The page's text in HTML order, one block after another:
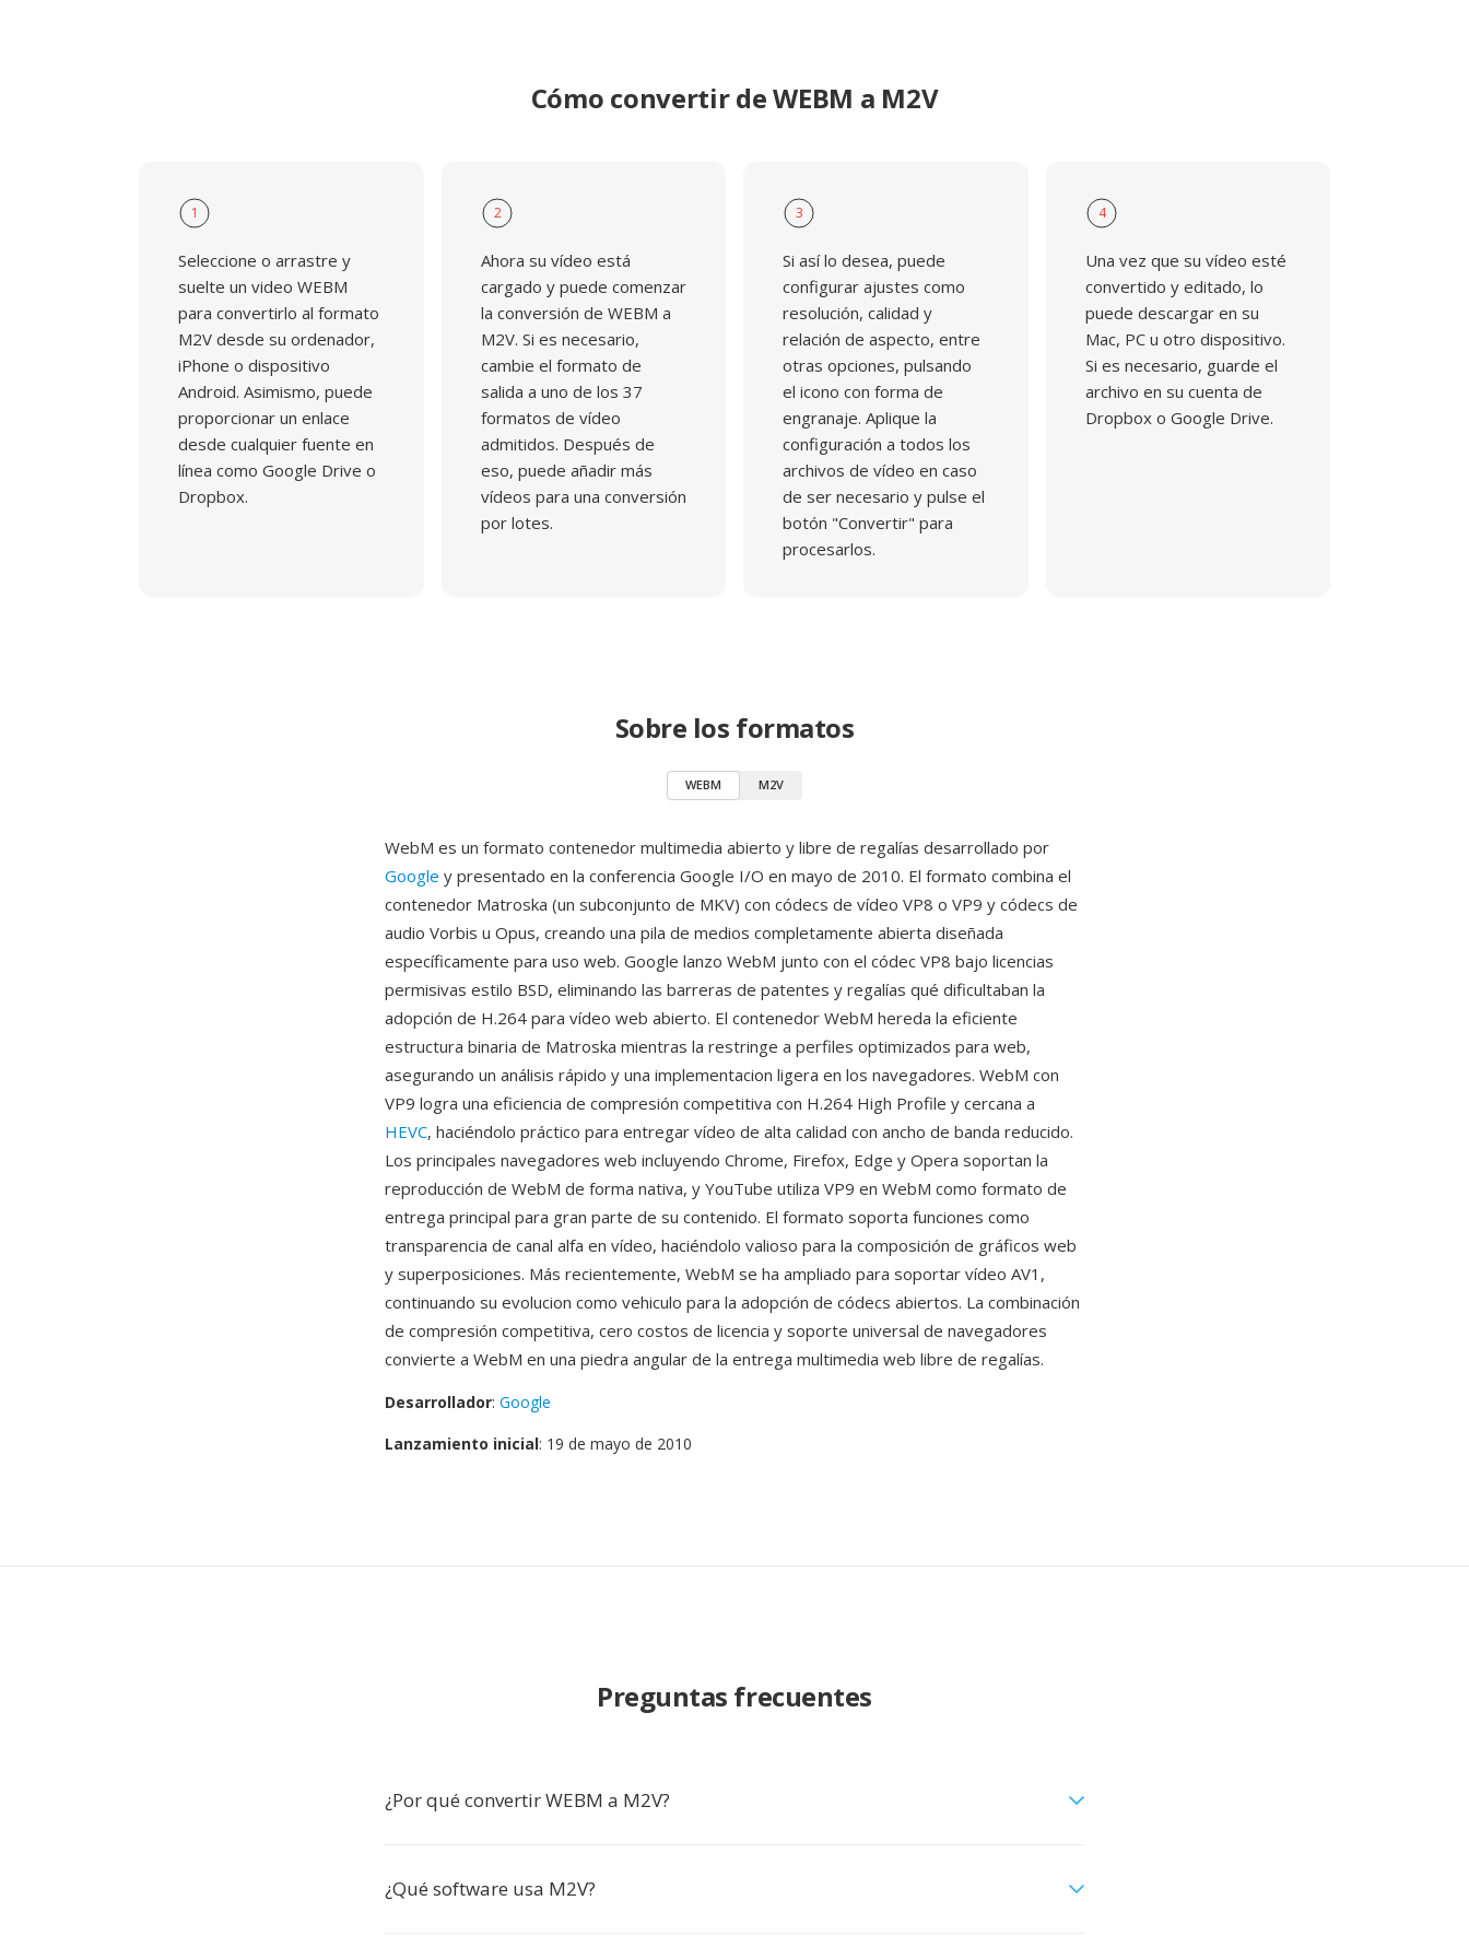
Cómo convertir de WEBM a M2V
1
Seleccione o arrastre y
suelte un video WEBM
para convertirlo al formato
M2V desde su ordenador,
iPhone o dispositivo
Android. Asimismo, puede
proporcionar un enlace
desde cualquier fuente en
línea como Google Drive o
Dropbox.
2
Ahora su vídeo está
cargado y puede comenzar
la conversión de WEBM a
M2V. Si es necesario,
cambie el formato de
salida a uno de los 37
formatos de vídeo
admitidos. Después de
eso, puede añadir más
vídeos para una conversión
por lotes.
3
Si así lo desea, puede
configurar ajustes como
resolución, calidad y
relación de aspecto, entre
otras opciones, pulsando
el icono con forma de
engranaje. Aplique la
configuración a todos los
archivos de vídeo en caso
de ser necesario y pulse el
botón "Convertir" para
procesarlos.
4
Una vez que su vídeo esté
convertido y editado, lo
puede descargar en su
Mac, PC u otro dispositivo.
Si es necesario, guarde el
archivo en su cuenta de
Dropbox o Google Drive.
Sobre los formatos
WEBM M2V
WebM es un formato contenedor multimedia abierto y libre de regalías desarrollado por
Google y presentado en la conferencia Google I/O en mayo de 2010. El formato combina el
contenedor Matroska (un subconjunto de MKV) con códecs de vídeo VP8 o VP9 y códecs de
audio Vorbis u Opus, creando una pila de medios completamente abierta diseñada
específicamente para uso web. Google lanzo WebM junto con el códec VP8 bajo licencias
permisivas estilo BSD, eliminando las barreras de patentes y regalías qué dificultaban la
adopción de H.264 para vídeo web abierto. El contenedor WebM hereda la eficiente
estructura binaria de Matroska mientras la restringe a perfiles optimizados para web,
asegurando un análisis rápido y una implementacion ligera en los navegadores. WebM con
VP9 logra una eficiencia de compresión competitiva con H.264 High Profile y cercana a
HEVC, haciéndolo práctico para entregar vídeo de alta calidad con ancho de banda reducido.
Los principales navegadores web incluyendo Chrome, Firefox, Edge y Opera soportan la
reproducción de WebM de forma nativa, y YouTube utiliza VP9 en WebM como formato de
entrega principal para gran parte de su contenido. El formato soporta funciones como
transparencia de canal alfa en vídeo, haciéndolo valioso para la composición de gráficos web
y superposiciones. Más recientemente, WebM se ha ampliado para soportar vídeo AV1,
continuando su evolucion como vehiculo para la adopción de códecs abiertos. La combinación
de compresión competitiva, cero costos de licencia y soporte universal de navegadores
convierte a WebM en una piedra angular de la entrega multimedia web libre de regalías.
Desarrollador: Google
Lanzamiento inicial: 19 de mayo de 2010
Preguntas frecuentes
¿Por qué convertir WEBM a M2V?
¿Qué software usa M2V?